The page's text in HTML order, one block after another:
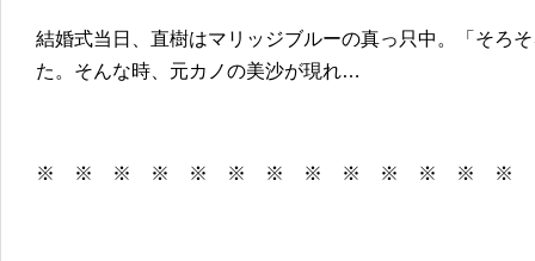
結婚式当日、直樹はマリッジブルーの真っ只中。「そろ
た。そんな時、元カノの美沙が現れ…
※ ※ ※ ※ ※ ※ ※ ※ ※ ※ ※ ※ ※